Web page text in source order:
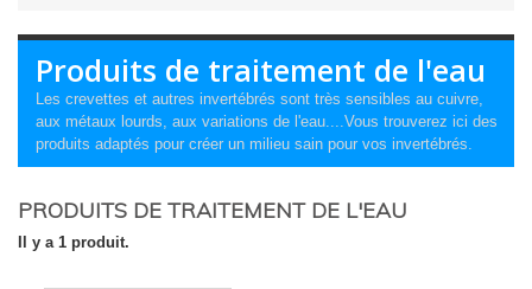
Produits de traitement de l'eau
Les crevettes et autres invertébrés sont très sensibles au cuivre,
aux métaux lourds, aux variations de l'eau....Vous trouverez ici des
produits adaptés pour créer un milieu sain pour vos invertébrés.
PRODUITS DE TRAITEMENT DE L'EAU
Il y a 1 produit.